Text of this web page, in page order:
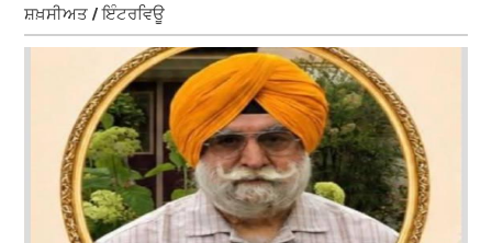
ਸ਼ਖ਼ਸੀਅਤ / ਇੰਟਰਵਿਊ